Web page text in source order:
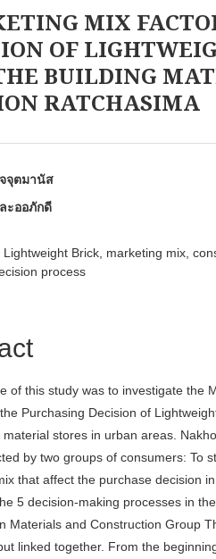
MIX
OF
BUILDING
RATCHASIMA
จุตมานัส
ะออภักดี
Lightweight Brick, marketing mix,
process
of this study was to investigate the
Purchasing Decision of
material stores in urban areas.
by two groups of consumers: To
that affect the purchase decision
5 decision-making processes in
Materials and Construction Group
linked together. From the